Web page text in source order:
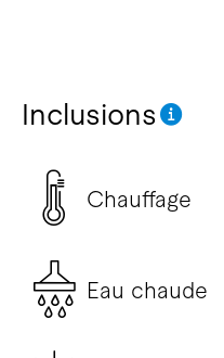
Inclusions
Chauffage
Eau chaude